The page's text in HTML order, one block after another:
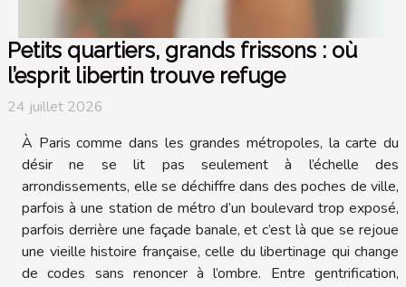
Petits quartiers, grands frissons : où
l’esprit libertin trouve refuge
24 juillet 2026
À Paris comme dans les grandes métropoles, la carte du
désir ne se lit pas seulement à l’échelle des
arrondissements, elle se déchiffre dans des poches de ville,
parfois à une station de métro d’un boulevard trop exposé,
parfois derrière une façade banale, et c’est là que se rejoue
une vieille histoire française, celle du libertinage qui change
de codes sans renoncer à l’ombre. Entre gentrification,